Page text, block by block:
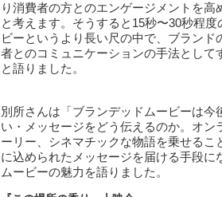
り消費者の方とのエンゲージメントを高
と考えます。そうすると15秒〜30秒程
ビーというより長い尺の中で、ブラン
者とのコミュニケーションの手法として
と語りました。
別所さんは「ブランデッドムービーは
い・メッセージをどう伝えるのか。オ
ーリー、シネマチックな物語を乗せる
に込められたメッセージを届ける手段
ムービーの魅力を語りました。